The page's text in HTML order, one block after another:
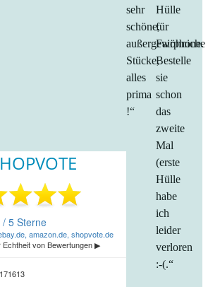
sehr
schöne,
außergewöhniche
Stücke,
alles
prima
!“
Hülle
für
Fairphone.
Bestelle
sie
schon
das
zweite
Mal
(erste
Hülle
habe
ich
leider
verloren
:-(.“